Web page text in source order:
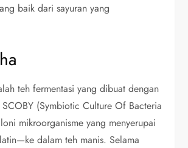
baik dari sayuran yang
teh fermentasi yang dibuat dengan
SCOBY (Symbiotic Culture Of Bacteria
mikroorganisme yang menyerupai
dalam teh manis. Selama